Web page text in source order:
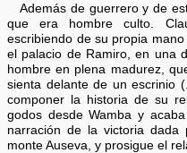
Además de guerrero y de
que era hombre culto.
escribiendo de su propia
el palacio de Ramiro, en una
hombre en plena madurez,
sienta delante de un escrinio
componer la historia de su
godos desde Wamba y
narración de la victoria
monte Auseva, y prosigue el